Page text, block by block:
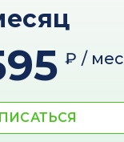
₽ / мес